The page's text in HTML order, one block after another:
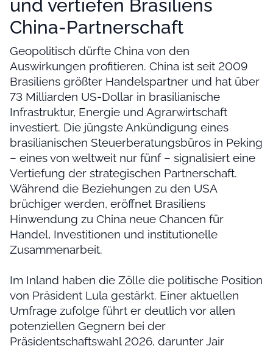
und vertiefen Brasiliens
China-Partnerschaft
Geopolitisch dürfte China von den
Auswirkungen profitieren. China ist seit 2009
Brasiliens größter Handelspartner und hat über
73 Milliarden US-Dollar in brasilianische
Infrastruktur, Energie und Agrarwirtschaft
investiert. Die jüngste Ankündigung eines
brasilianischen Steuerberatungsbüros in Peking
– eines von weltweit nur fünf – signalisiert eine
Vertiefung der strategischen Partnerschaft.
Während die Beziehungen zu den USA
brüchiger werden, eröffnet Brasiliens
Hinwendung zu China neue Chancen für
Handel, Investitionen und institutionelle
Zusammenarbeit.
Im Inland haben die Zölle die politische Position
von Präsident Lula gestärkt. Einer aktuellen
Umfrage zufolge führt er deutlich vor allen
potenziellen Gegnern bei der
Präsidentschaftswahl 2026, darunter Jair